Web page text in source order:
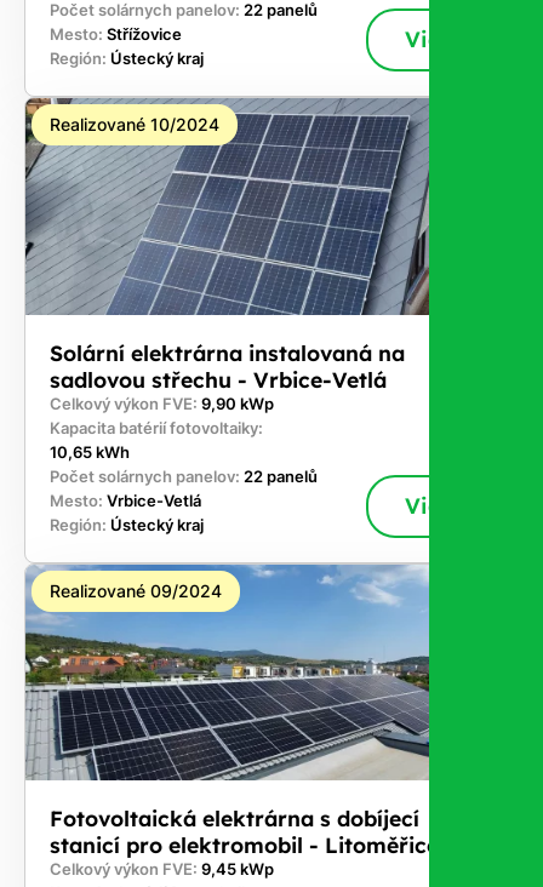
Počet solárnych panelov: 22 panelů
Mesto: Střížovice
Región: Ústecký kraj
Viac
Realizované 10/2024
Solární elektrárna instalovaná na
sadlovou střechu - Vrbice-Vetlá
Celkový výkon FVE: 9,90 kWp
Kapacita batérií fotovoltaiky:
10,65 kWh
Počet solárnych panelov: 22 panelů
Mesto: Vrbice-Vetlá
Región: Ústecký kraj
Viac
Realizované 09/2024
Fotovoltaická elektrárna s dobíjecí
stanicí pro elektromobil - Litoměřice
Celkový výkon FVE: 9,45 kWp